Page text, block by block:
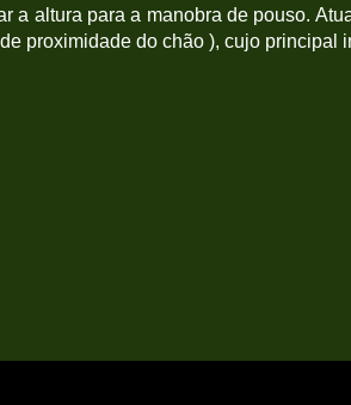
a altura para a manobra de pouso.
proximidade do chão ), cujo principal